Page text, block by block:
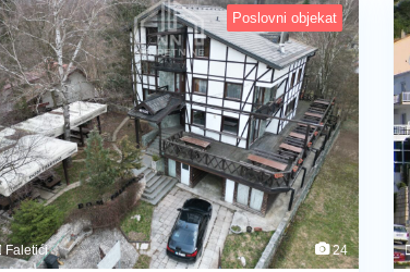
Poslovni objekat
Faletići 24